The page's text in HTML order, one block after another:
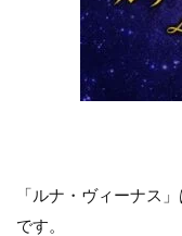
「ルナ・ヴィーナス
です。